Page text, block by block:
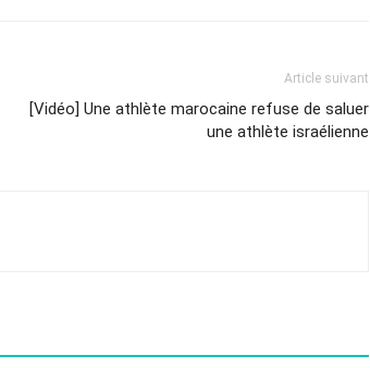
Article suivant
[Vidéo] Une athlète marocaine refuse de saluer
une athlète israélienne